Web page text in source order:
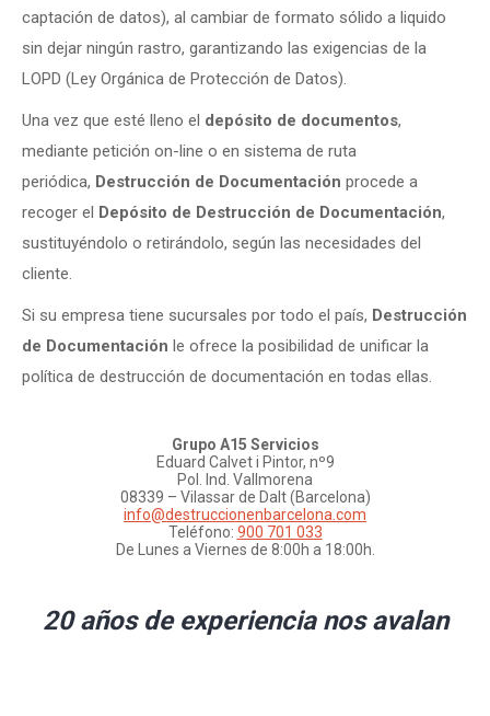
captación de datos), al cambiar de formato sólido a liquido
sin dejar ningún rastro, garantizando las exigencias de la
LOPD (Ley Orgánica de Protección de Datos).
Una vez que esté lleno el depósito de documentos,
mediante petición on-line o en sistema de ruta
periódica, Destrucción de Documentación procede a
recoger el Depósito de Destrucción de Documentación,
sustituyéndolo o retirándolo, según las necesidades del
cliente.
Si su empresa tiene sucursales por todo el país, Destrucción
de Documentación le ofrece la posibilidad de unificar la
política de destrucción de documentación en todas ellas.
Grupo A15 Servicios
Eduard Calvet i Pintor, nº9
Pol. Ind. Vallmorena
08339 – Vilassar de Dalt (Barcelona)
info@destruccionenbarcelona.com
Teléfono: 900 701 033
De Lunes a Viernes de 8:00h a 18:00h.
20 años de experiencia nos avalan